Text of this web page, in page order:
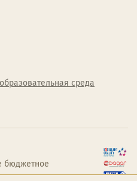
среда
бюджетное